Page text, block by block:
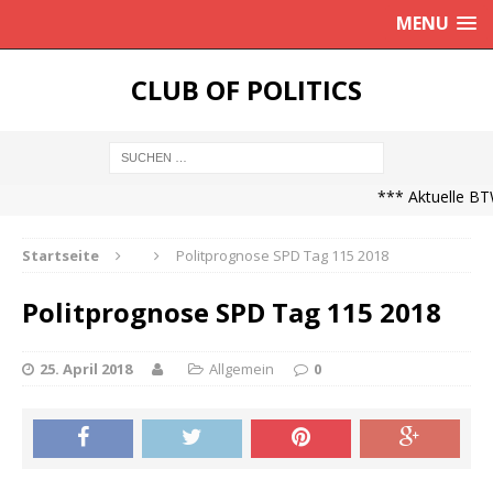
MENU
CLUB OF POLITICS
*** Aktuelle
Startseite Politprognose SPD Tag 115 2018
Politprognose SPD Tag 115 2018
25. April 2018 Allgemein 0